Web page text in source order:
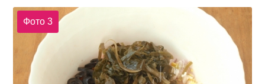
Фото 3